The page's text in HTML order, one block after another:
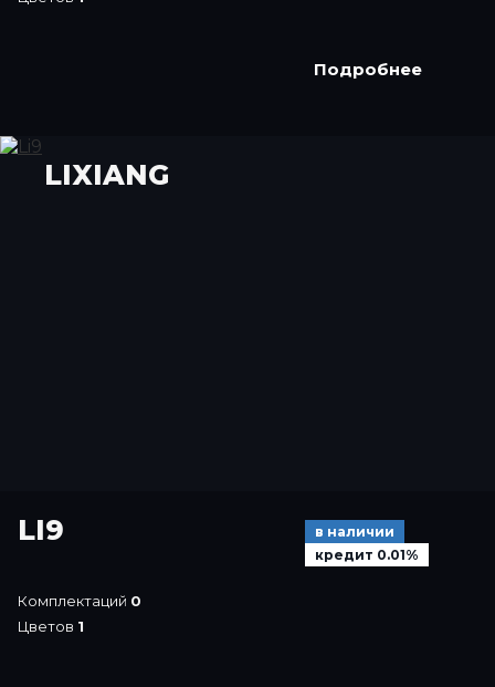
Подробнее
LIXIANG
LI9
в наличии
кредит 0.01%
Комплектаций 0
Цветов 1